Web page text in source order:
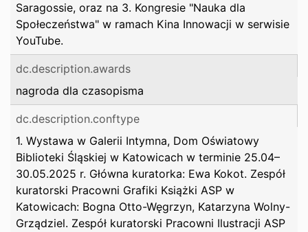
Saragossie, oraz na 3. Kongresie "Nauka dla
Społeczeństwa" w ramach Kina Innowacji w serwisie
YouTube.
dc.description.awards
nagroda dla czasopisma
dc.description.conftype
1. Wystawa w Galerii Intymna, Dom Oświatowy
Biblioteki Śląskiej w Katowicach w terminie 25.04–
30.05.2025 r. Główna kuratorka: Ewa Kokot. Zespół
kuratorski Pracowni Grafiki Książki ASP w
Katowicach: Bogna Otto-Węgrzyn, Katarzyna Wolny-
Grządziel. Zespół kuratorski Pracowni Ilustracji ASP